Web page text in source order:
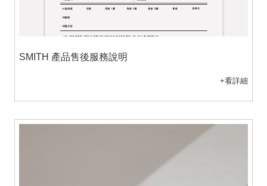
SMITH 產品售後服務說明
+看詳細